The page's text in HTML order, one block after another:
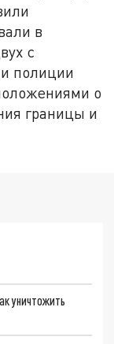
в
с
полиции
о
границы и
уничтожить